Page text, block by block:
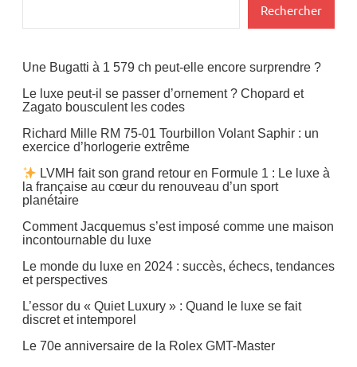
Rechercher
Une Bugatti à 1 579 ch peut-elle encore surprendre ?
Le luxe peut-il se passer d’ornement ? Chopard et
Zagato bousculent les codes
Richard Mille RM 75-01 Tourbillon Volant Saphir : un
exercice d’horlogerie extrême
LVMH fait son grand retour en Formule 1 : Le luxe à
la française au cœur du renouveau d’un sport
planétaire
Comment Jacquemus s’est imposé comme une maison
incontournable du luxe
Le monde du luxe en 2024 : succès, échecs, tendances
et perspectives
L’essor du « Quiet Luxury » : Quand le luxe se fait
discret et intemporel
Le 70e anniversaire de la Rolex GMT-Master